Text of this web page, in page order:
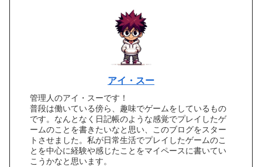
アイ・スー
管理人のアイ・スーです！
普段は働いている傍ら、趣味でゲームをしているもの
です。なんとなく日記帳のような感覚でプレイしたゲ
ームのことを書きたいなと思い、このブログをスター
トさせました。私が日常生活でプレイしたゲームのこ
とを中心に経験や感じたことをマイペースに書いてい
こうかなと思います。